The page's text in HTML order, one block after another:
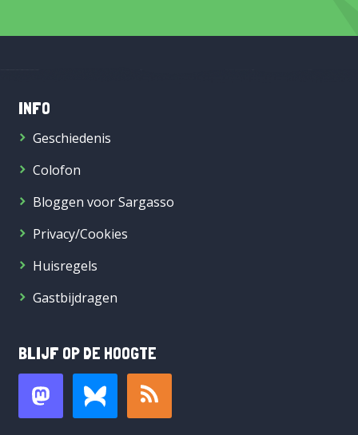
INFO
Geschiedenis
Colofon
Bloggen voor Sargasso
Privacy/Cookies
Huisregels
Gastbijdragen
BLIJF OP DE HOOGTE